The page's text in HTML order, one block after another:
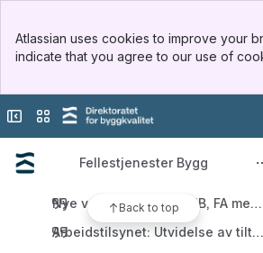
Top Bar
Sidebar
Atlassian uses cookies to improve your
indicate that you agree to our use of
Collapse sidebar
Switch sites or apps
Fellestjenester Bygg
Back to top
Automatisert saksbehandling
Oppdatering av sjekklistene for
Forskriftsendring fra 1. juli
Tilbakemelding ønskes:
Nye versjoner av IG, MB, FA
Arbeidstilsynet: Utvidelse av